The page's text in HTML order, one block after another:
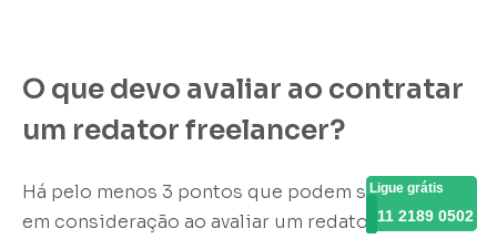
O que devo avaliar ao contratar
um redator freelancer?
Há pelo menos 3 pontos que podem ser levados
em consideração ao avaliar um redator. Primeiro,
Ligue grátis
11 2189 0502
Ligue grátis
11 2189 0502